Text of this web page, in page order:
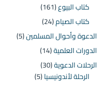
كتاب البيوع(161)
كتاب الصيام(24)
الدعوة وأحوال المسلمين(5)
الدورات العلمية(14)
الرحلات الدعوية(30)
الرحلة لأندونيسيا(5)